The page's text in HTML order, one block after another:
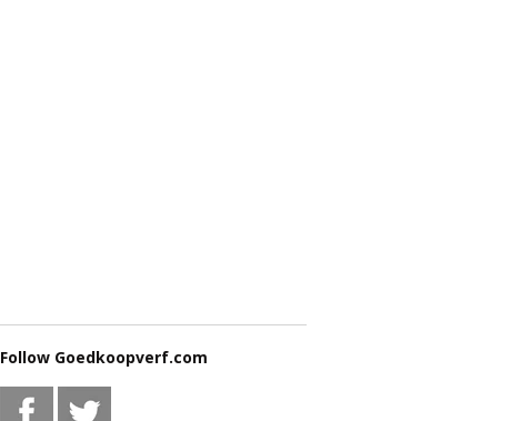
Follow Goedkoopverf.com